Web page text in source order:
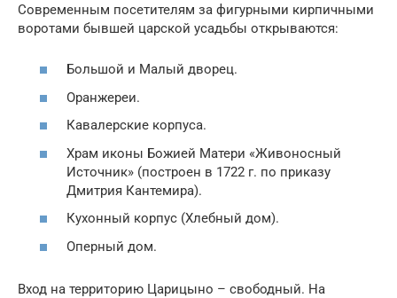
Современным посетителям за фигурными кирпичными
воротами бывшей царской усадьбы открываются:
Большой и Малый дворец.
Оранжереи.
Кавалерские корпуса.
Храм иконы Божией Матери «Живоносный
Источник» (построен в 1722 г. по приказу
Дмитрия Кантемира).
Кухонный корпус (Хлебный дом).
Оперный дом.
Вход на территорию Царицыно – свободный. На